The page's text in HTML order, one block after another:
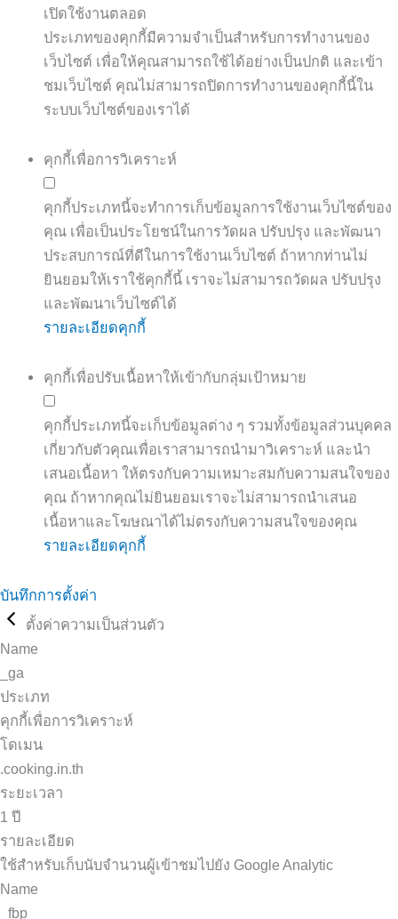
เปิดใช้งานตลอด
ประเภทของคุกกี้มีความจำเป็นสำหรับการทำงานของ
เว็บไซต์ เพื่อให้คุณสามารถใช้ได้อย่างเป็นปกติ และเข้า
ชมเว็บไซต์ คุณไม่สามารถปิดการทำงานของคุกกี้นี้ใน
ระบบเว็บไซต์ของเราได้
คุกกี้เพื่อการวิเคราะห์
คุกกี้ประเภทนี้จะทำการเก็บข้อมูลการใช้งานเว็บไซต์ของ
คุณ เพื่อเป็นประโยชน์ในการวัดผล ปรับปรุง และพัฒนา
ประสบการณ์ที่ดีในการใช้งานเว็บไซต์ ถ้าหากท่านไม่
ยินยอมให้เราใช้คุกกี้นี้ เราจะไม่สามารถวัดผล ปรับปรุง
และพัฒนาเว็บไซต์ได้
รายละเอียดคุกกี้
คุกกี้เพื่อปรับเนื้อหาให้เข้ากับกลุ่มเป้าหมาย
คุกกี้ประเภทนี้จะเก็บข้อมูลต่าง ๆ รวมทั้งข้อมูลส่วนบุคคล
เกี่ยวกับตัวคุณเพื่อเราสามารถนำมาวิเคราะห์ และนำ
เสนอเนื้อหา ให้ตรงกับความเหมาะสมกับความสนใจของ
คุณ ถ้าหากคุณไม่ยินยอมเราจะไม่สามารถนำเสนอ
เนื้อหาและโฆษณาได้ไม่ตรงกับความสนใจของคุณ
รายละเอียดคุกกี้
บันทึกการตั้งค่า
ตั้งค่าความเป็นส่วนตัว
Name
_ga
ประเภท
คุกกี้เพื่อการวิเคราะห์
โดเมน
.cooking.in.th
ระยะเวลา
1 ปี
รายละเอียด
ใช้สำหรับเก็บนับจำนวนผู้เข้าชมไปยัง Google Analytic
Name
_fbp